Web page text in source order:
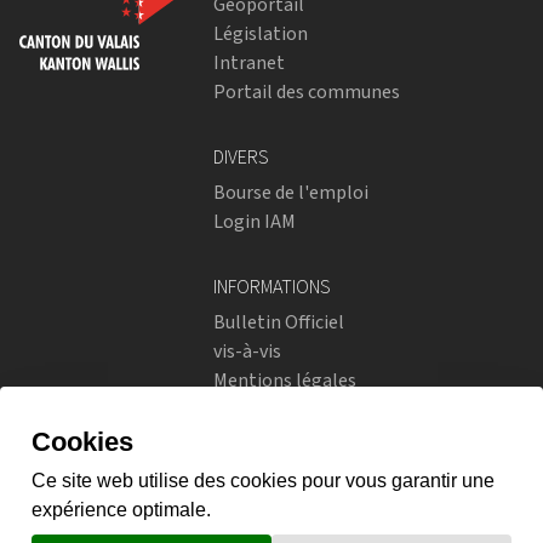
Législation
Intranet
Portail des communes
DIVERS
Bourse de l'emploi
Login IAM
INFORMATIONS
Bulletin Officiel
vis-à-vis
Mentions légales